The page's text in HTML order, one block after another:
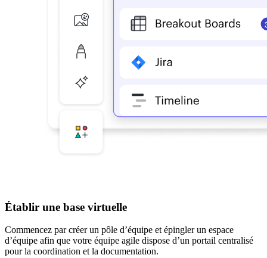
Établir une base virtuelle
Commencez par créer un pôle d’équipe et épingler un espace
d’équipe afin que votre équipe agile dispose d’un portail centralisé
pour la coordination et la documentation.